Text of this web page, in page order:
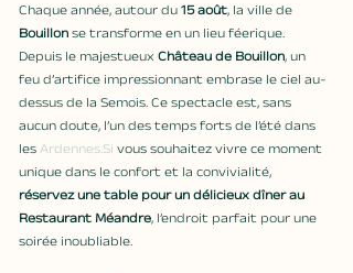
Chaque année, autour du 15 août, la ville de
Bouillon se transforme en un lieu féerique.
Depuis le majestueux Château de Bouillon, un
feu d’artifice impressionnant embrase le ciel au-
dessus de la Semois. Ce spectacle est, sans
aucun doute, l’un des temps forts de l’été dans
les Ardennes.Si vous souhaitez vivre ce moment
unique dans le confort et la convivialité,
réservez une table pour un délicieux dîner au
Restaurant Méandre, l’endroit parfait pour une
soirée inoubliable.